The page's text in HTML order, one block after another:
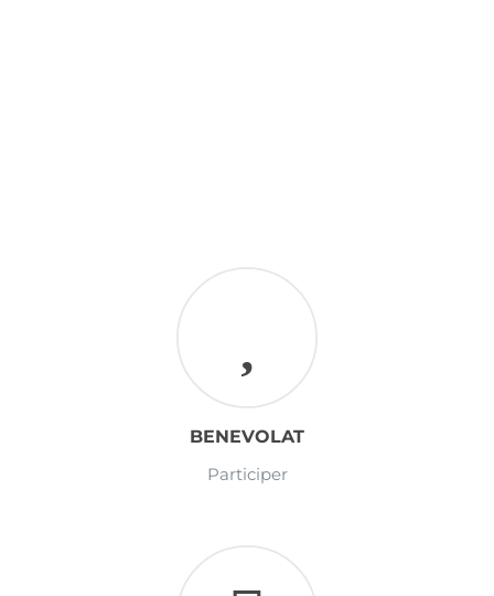
BENEVOLAT
Participer